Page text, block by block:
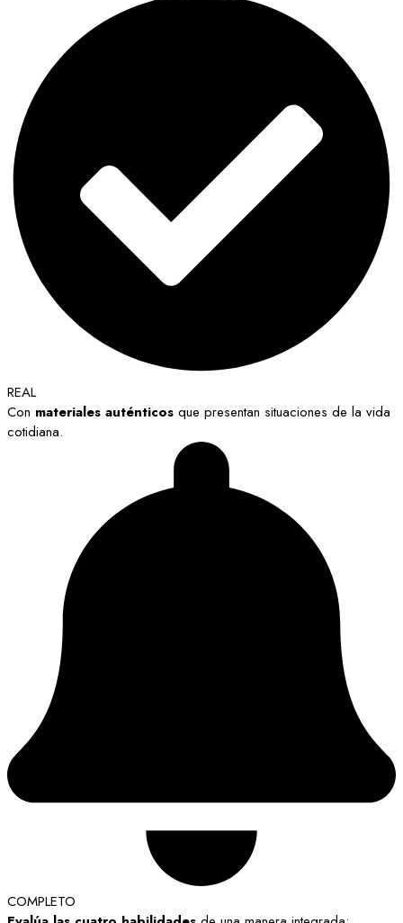
REAL
Con materiales auténticos que presentan situaciones de la vida
cotidiana.
COMPLETO